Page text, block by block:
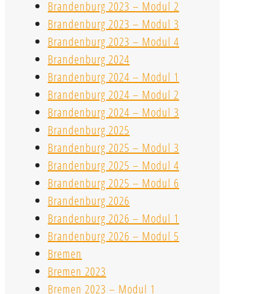
Brandenburg 2023 – Modul 2
Brandenburg 2023 – Modul 3
Brandenburg 2023 – Modul 4
Brandenburg 2024
Brandenburg 2024 – Modul 1
Brandenburg 2024 – Modul 2
Brandenburg 2024 – Modul 3
Brandenburg 2025
Brandenburg 2025 – Modul 3
Brandenburg 2025 – Modul 4
Brandenburg 2025 – Modul 6
Brandenburg 2026
Brandenburg 2026 – Modul 1
Brandenburg 2026 – Modul 5
Bremen
Bremen 2023
Bremen 2023 – Modul 1